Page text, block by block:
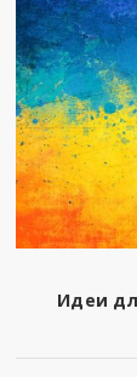
Идеи